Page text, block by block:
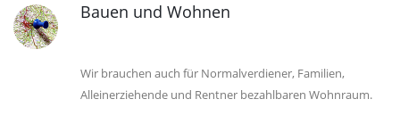
Bauen und Wohnen
Wir brauchen auch für Normalverdiener, Familien,
Alleinerziehende und Rentner bezahlbaren Wohnraum.